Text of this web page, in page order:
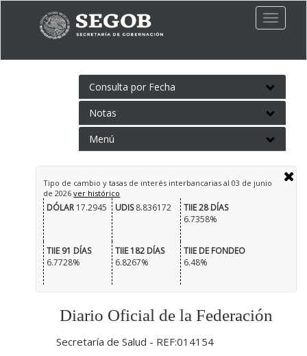
Toggle
Consulta por Fecha
Notas
Menú
Tipo de cambio y tasas de interés interbancarias al 03 de junio
de 2026ver histórico
DÓLAR17.2945 UDIS8.836172
TIIE 28 DÍAS
6.7358%
TIIE 91 DÍAS
6.7728%
TIIE 182 DÍAS
6.8267%
TIIE DE FONDEO
6.48%
Diario Oficial de la Federación
Secretaría de Salud - REF:014154